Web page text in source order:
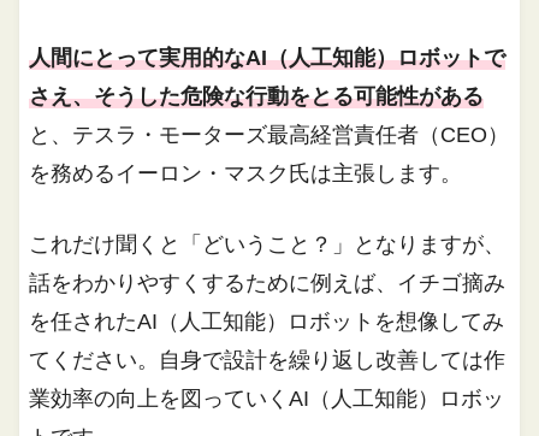
人間にとって実用的なAI（人工知能）ロボットで
さえ、そうした危険な行動をとる可能性がある
と、テスラ・モーターズ最高経営責任者（CEO）
を務めるイーロン・マスク氏は主張します。
これだけ聞くと「どいうこと？」となりますが、
話をわかりやすくするために例えば、イチゴ摘み
を任されたAI（人工知能）ロボットを想像してみ
てください。自身で設計を繰り返し改善しては作
業効率の向上を図っていくAI（人工知能）ロボッ